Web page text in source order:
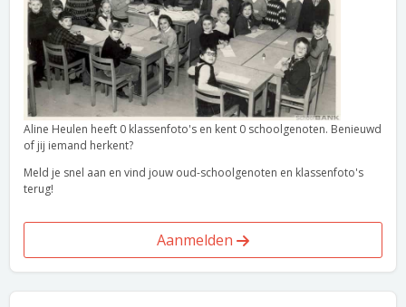
Aline Heulen heeft 0 klassenfoto's en kent 0 schoolgenoten. Benieuwd
of jij iemand herkent?
Meld je snel aan en vind jouw oud-schoolgenoten en klassenfoto's
terug!
Aanmelden